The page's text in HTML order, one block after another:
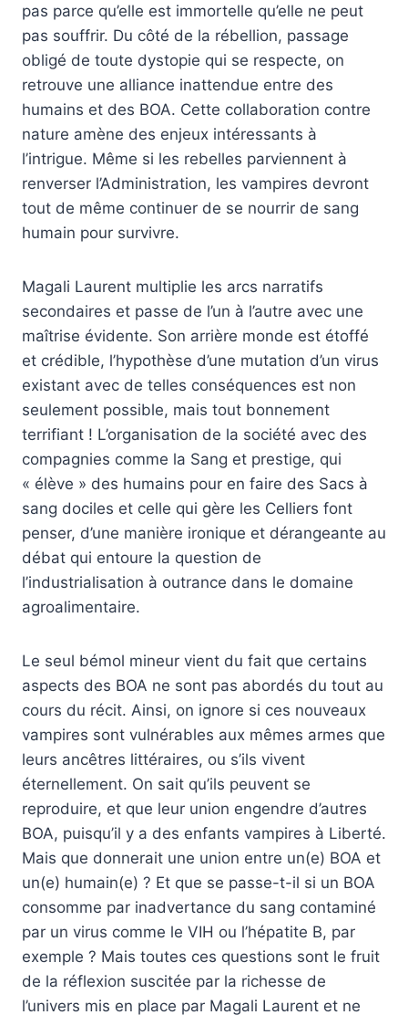
pas parce qu’elle est immortelle qu’elle ne peut
pas souffrir. Du côté de la rébellion, passage
obligé de toute dystopie qui se respecte, on
retrouve une alliance inattendue entre des
humains et des BOA. Cette collaboration contre
nature amène des enjeux intéressants à
l’intrigue. Même si les rebelles parviennent à
renverser l’Administration, les vampires devront
tout de même continuer de se nourrir de sang
humain pour survivre.
Magali Laurent multiplie les arcs narratifs
secondaires et passe de l’un à l’autre avec une
maîtrise évidente. Son arrière monde est étoffé
et crédible, l’hypothèse d’une mutation d’un virus
existant avec de telles conséquences est non
seulement possible, mais tout bonnement
terrifiant ! L’organisation de la société avec des
compagnies comme la Sang et prestige, qui
« élève » des humains pour en faire des Sacs à
sang dociles et celle qui gère les Celliers font
penser, d’une manière ironique et dérangeante au
débat qui entoure la question de
l’industrialisation à outrance dans le domaine
agroalimentaire.
Le seul bémol mineur vient du fait que certains
aspects des BOA ne sont pas abordés du tout au
cours du récit. Ainsi, on ignore si ces nouveaux
vampires sont vulnérables aux mêmes armes que
leurs ancêtres littéraires, ou s’ils vivent
éternellement. On sait qu’ils peuvent se
reproduire, et que leur union engendre d’autres
BOA, puisqu’il y a des enfants vampires à Liberté.
Mais que donnerait une union entre un(e) BOA et
un(e) humain(e) ? Et que se passe-t-il si un BOA
consomme par inadvertance du sang contaminé
par un virus comme le VIH ou l’hépatite B, par
exemple ? Mais toutes ces questions sont le fruit
de la réflexion suscitée par la richesse de
l’univers mis en place par Magali Laurent et ne